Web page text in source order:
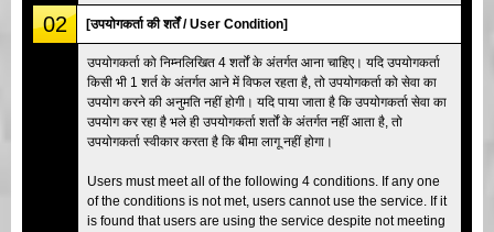
02 [उपयोगकर्ता की शर्तें / User Condition]
उपयोगकर्ता को निम्नलिखित 4 शर्तों के अंतर्गत आना चाहिए। यदि उपयोगकर्ता
किसी भी 1 शर्त के अंतर्गत आने में विफल रहता है, तो उपयोगकर्ता को सेवा का
उपयोग करने की अनुमति नहीं होगी। यदि पाया जाता है कि उपयोगकर्ता सेवा का
उपयोग कर रहा है भले ही उपयोगकर्ता शर्तों के अंतर्गत नहीं आता है, तो
उपयोगकर्ता स्वीकार करता है कि बीमा लागू नहीं होगा।
Users must meet all of the following 4 conditions. If any one
of the conditions is not met, users cannot use the service. If it
is found that users are using the service despite not meeting